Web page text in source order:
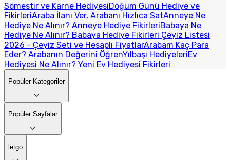
Sömestir ve Karne HediyesiDoğum Günü Hediye ve
FikirleriAraba İlanı Ver, Arabanı Hızlıca SatAnneye Ne
Hediye Ne Alınır? Anneye Hediye FikirleriBabaya Ne
Hediye Ne Alınır? Babaya Hediye Fikirleri Çeyiz Listesi
2026 - Çeyiz Seti ve Hesaplı FiyatlarArabam Kaç Para
Eder? Arabanın Değerini ÖğrenYılbaşı HediyeleriEv
Hediyesi Ne Alınır? Yeni Ev Hediyesi Fikirleri
Popüler Kategoriler
Popüler Sayfalar
letgo